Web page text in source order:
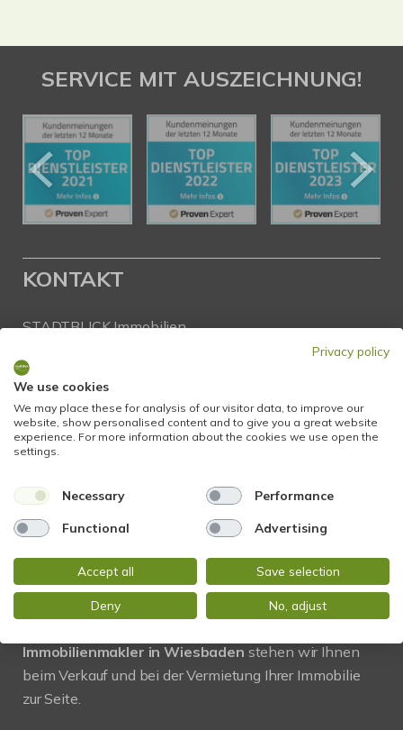
SERVICE MIT AUSZEICHNUNG!
KONTAKT
STADTBLICK Immobilien
65199 Wiesbaden
Tel.:+49 611 9742 872
Fax: +49 611 9742 896
Mail:
info@stadtblick-immobilien.de
PROFIL
Immobilienmakler in Wiesbaden stehen wir Ihnen
beim Verkauf und bei der Vermietung Ihrer Immobilie
zur Seite.
Privacy policy
We use cookies
We may place these for analysis of our visitor data, to improve our
website, show personalised content and to give you a great website
experience. For more information about the cookies we use open the
settings.
Necessary Performance
Functional Advertising
Accept all Save selection
Deny No, adjust